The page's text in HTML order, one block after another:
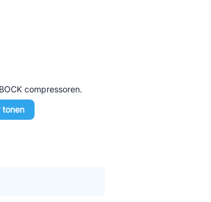
compressoren.
tonen